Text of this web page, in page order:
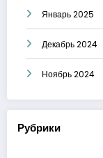
Январь 2025
Декабрь 2024
Ноябрь 2024
Рубрики